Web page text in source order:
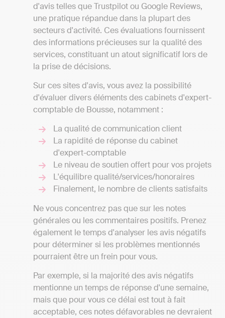
d'avis telles que Trustpilot ou Google Reviews,
une pratique répandue dans la plupart des
secteurs d'activité. Ces évaluations fournissent
des informations précieuses sur la qualité des
services, constituant un atout significatif lors de
la prise de décisions.
Sur ces sites d'avis, vous avez la possibilité
d'évaluer divers éléments des cabinets d'expert-
comptable de Bousse, notamment :
La qualité de communication client
La rapidité de réponse du cabinet
d'expert-comptable
Le niveau de soutien offert pour vos projets
L'équilibre qualité/services/honoraires
Finalement, le nombre de clients satisfaits
Ne vous concentrez pas que sur les notes
générales ou les commentaires positifs. Prenez
également le temps d'analyser les avis négatifs
pour déterminer si les problèmes mentionnés
pourraient être un frein pour vous.
Par exemple, si la majorité des avis négatifs
mentionne un temps de réponse d'une semaine,
mais que pour vous ce délai est tout à fait
acceptable, ces notes défavorables ne devraient